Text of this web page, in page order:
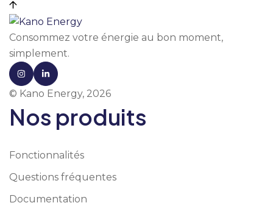
Consommez votre énergie au bon moment,
simplement.
© Kano Energy, 2026
Nos produits
Fonctionnalités
Questions fréquentes
Documentation